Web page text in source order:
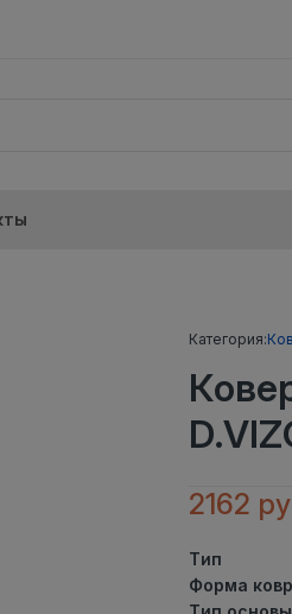
Категория:
2162
Тип
Форма